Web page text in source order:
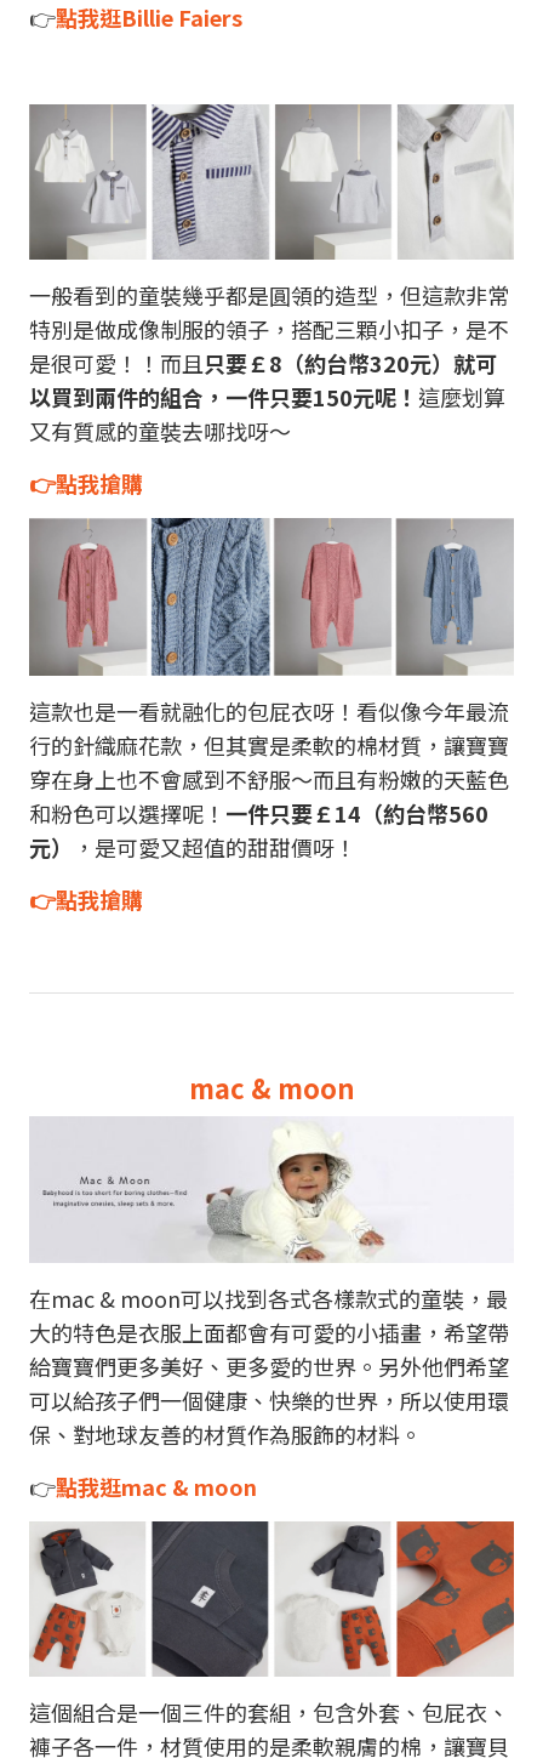
👉點我逛Billie Faiers
一般看到的童裝幾乎都是圓領的造型，但這款非常
特別是做成像制服的領子，搭配三顆小扣子，是不
是很可愛！！而且只要￡8（約台幣320元）就可
以買到兩件的組合，一件只要150元呢！ 這麼划算
又有質感的童裝去哪找呀～
👉點我搶購
這款也是一看就融化的包屁衣呀！看似像今年最流
行的針織麻花款，但其實是柔軟的棉材質，讓寶寶
穿在身上也不會感到不舒服～而且有粉嫩的天藍色
和粉色可以選擇呢！ 一件只要￡14（約台幣560
元）
，是可愛又超值的甜甜價呀！
👉點我搶購
mac & moon
在mac & moon可以找到各式各樣款式的童裝，最
大的特色是衣服上面都會有可愛的小插畫，希望帶
給寶寶們更多美好、更多愛的世界。另外他們希望
可以給孩子們一個健康、快樂的世界，所以使用環
保、對地球友善的材質作為服飾的材料。
👉點我逛mac & moon
這個組合是一個三件的套組，包含外套、包屁衣、
褲子各一件，材質使用的是柔軟親膚的棉，讓寶貝